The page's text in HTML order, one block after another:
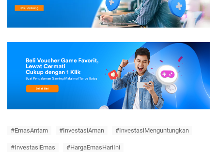
#EmasAntam #InvestasiAman #InvestasiMenguntungkan
#InvestasiEmas #HargaEmasHariIni